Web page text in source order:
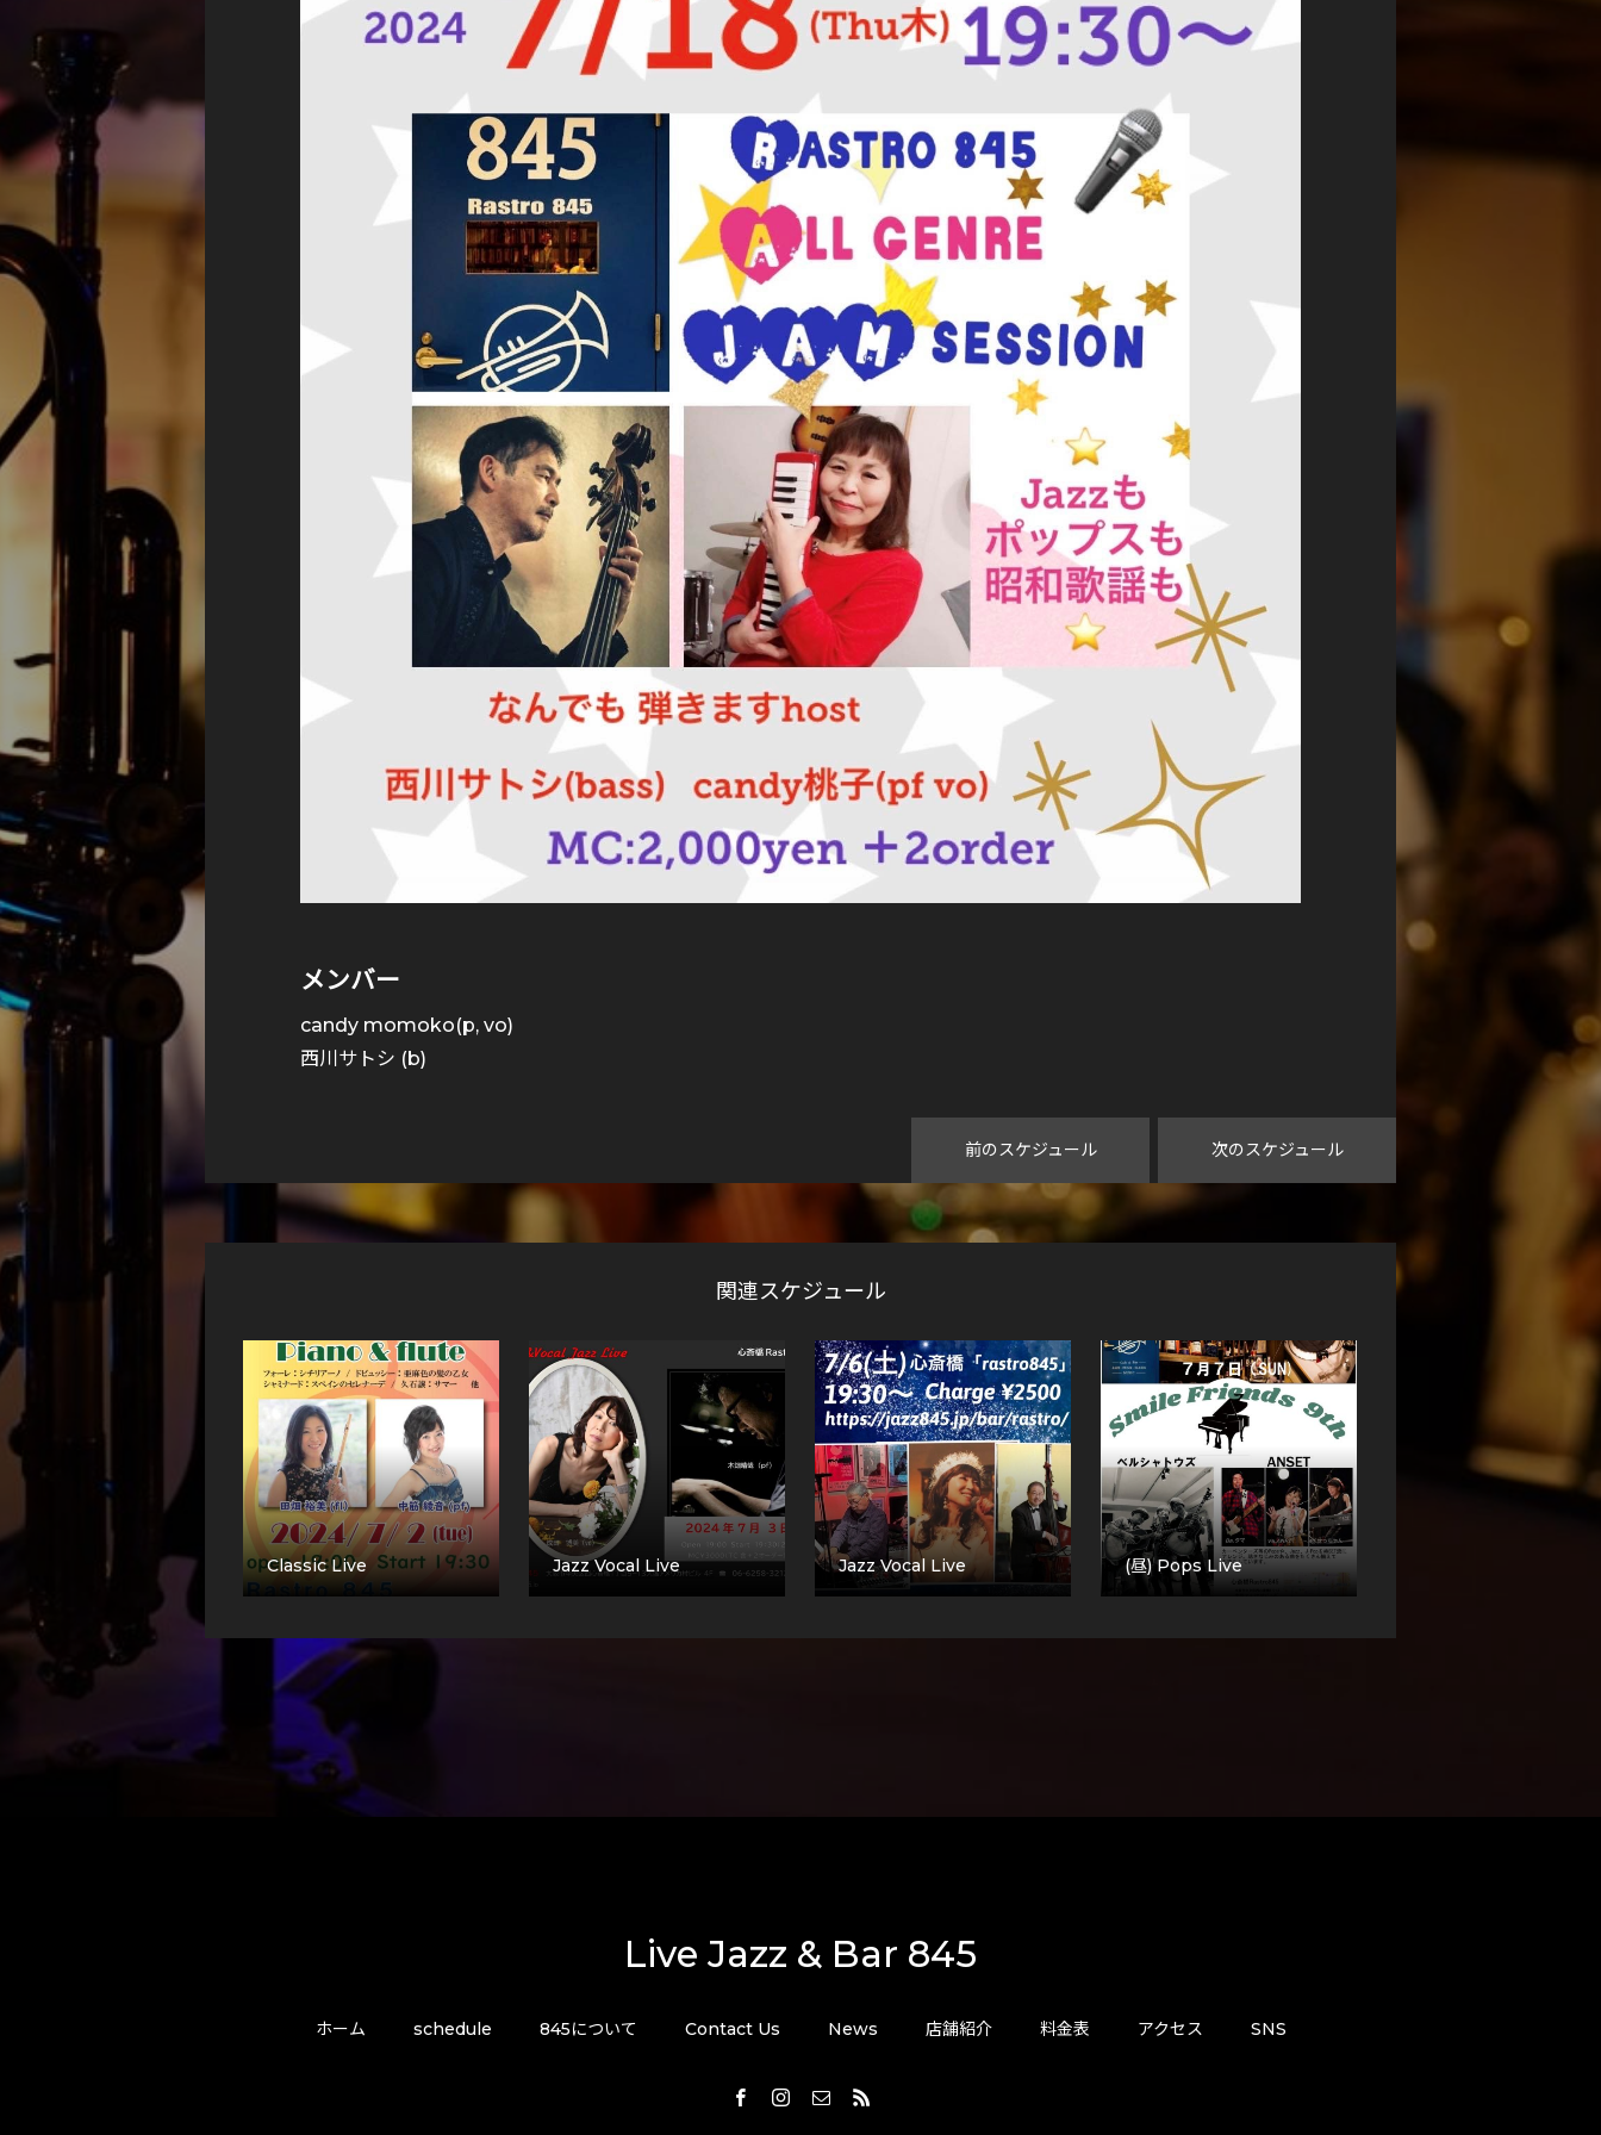
メンバー
candy momoko(p, vo)
西川サトシ (b)
前のスケジュール 次のスケジュール
関連スケジュール
Classic Live Jazz Vocal Live Jazz Vocal Live (昼) Pops Live
Live Jazz & Bar 845
ホーム schedule 845について Contact Us News 店舗紹介 料金表 アクセス SNS